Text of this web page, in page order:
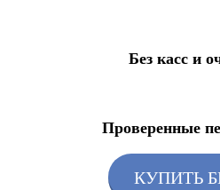
Без касс и
Проверенные
КУПИТЬ